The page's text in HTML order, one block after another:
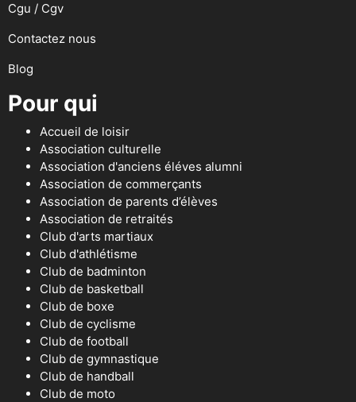
Cgu / Cgv
Contactez nous
Blog
Pour qui
Accueil de loisir
Association culturelle
Association d'anciens éléves alumni
Association de commerçants
Association de parents d’élèves
Association de retraités
Club d'arts martiaux
Club d'athlétisme
Club de badminton
Club de basketball
Club de boxe
Club de cyclisme
Club de football
Club de gymnastique
Club de handball
Club de moto